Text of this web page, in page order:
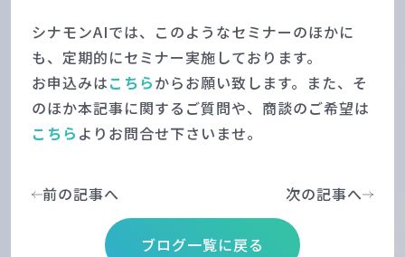
シナモンAIでは、このようなセミナーのほかに
も、定期的にセミナー実施しております。
お申込みはこちらからお願い致します。また、そ
のほか本記事に関するご質問や、商談のご希望は
こちら よりお問合せ下さいませ。
前の記事へ
ブログ一覧に戻る
次の記事へ